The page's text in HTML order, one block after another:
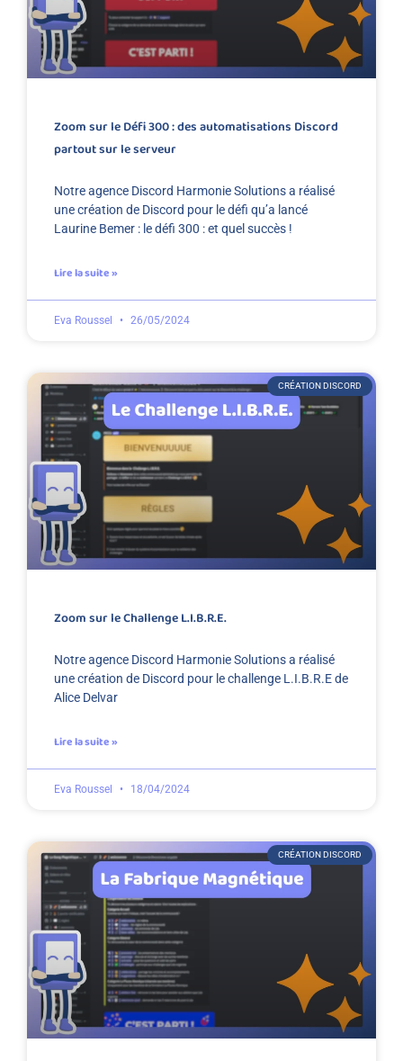
Zoom sur le Défi 300 : des automatisations Discord
partout sur le serveur
Notre agence Discord Harmonie Solutions a réalisé
une création de Discord pour le défi qu’a lancé
Laurine Bemer : le défi 300 : et quel succès !
Lire la suite »
Eva Roussel 26/05/2024
CRÉATION DISCORD
Zoom sur le Challenge L.I.B.R.E.
Notre agence Discord Harmonie Solutions a réalisé
une création de Discord pour le challenge L.I.B.R.E de
Alice Delvar
Lire la suite »
Eva Roussel 18/04/2024
CRÉATION DISCORD